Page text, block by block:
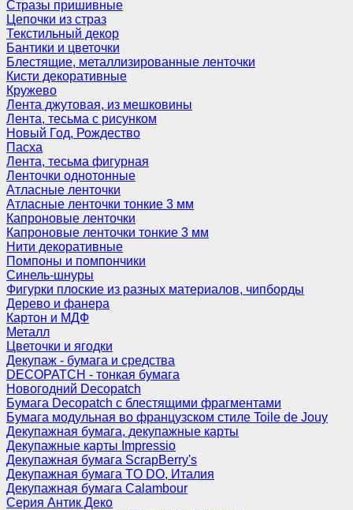
Стразы пришивные
Цепочки из страз
Текстильный декор
Бантики и цветочки
Блестящие, металлизированные ленточки
Кисти декоративные
Кружево
Лента джутовая, из мешковины
Лента, тесьма с рисунком
Новый Год, Рождество
Пасха
Лента, тесьма фигурная
Ленточки однотонные
Атласные ленточки
Атласные ленточки тонкие 3 мм
Капроновые ленточки
Капроновые ленточки тонкие 3 мм
Нити декоративные
Помпоны и помпончики
Синель-шнуры
Фигурки плоские из разных материалов, чипборды
Дерево и фанера
Картон и МДФ
Металл
Цветочки и ягодки
Декупаж - бумага и средства
DECOPATCH - тонкая бумага
Новогодний Decopatch
Бумага Decopatch с блестящими фрагментами
Бумага модульная во французском стиле Toile de Jouy
Декупажная бумага, декупажные карты
Декупажные карты Impressio
Декупажная бумага ScrapBerry's
Декупажная бумага TO DO, Италия
Декупажная бумага Calambour
Серия Антик Деко